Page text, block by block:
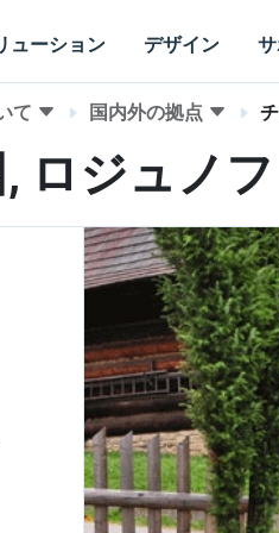
ューション デザイン
て 国内外の拠点
ロジュノフ